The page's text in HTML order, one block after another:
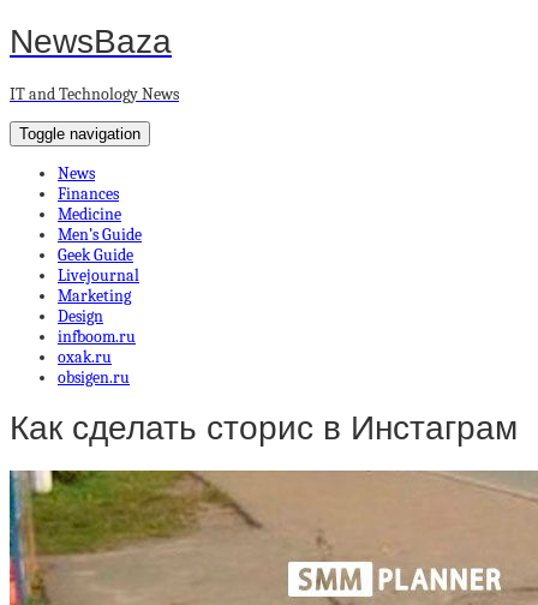
NewsBaza
IT and Technology News
Toggle navigation
News
Finances
Medicine
Men’s Guide
Geek Guide
Livejournal
Marketing
Design
infboom.ru
oxak.ru
obsigen.ru
Как сделать сторис в Инстаграм